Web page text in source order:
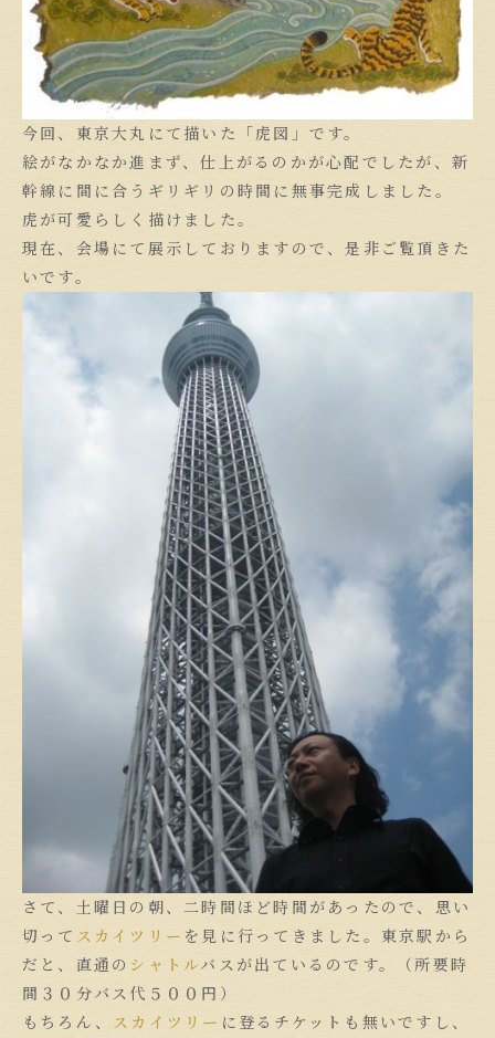
今回、東京大丸にて描いた「虎図」です。
絵がなかなか進まず、仕上がるのかが心配でしたが、新
幹線に間に合うギリギリの時間に無事完成しました。
虎が可愛らしく描けました。
現在、会場にて展示しておりますので、是非ご覧頂きた
いです。
さて、土曜日の朝、二時間ほど時間があったので、思い
切って スカイツリー を見に行ってきました。東京駅から
だと、直通の シャトルバスが出ているのです。（所要時
間３０分バス代５００円）
もちろん、
スカイツリー に登るチケットも無いですし、